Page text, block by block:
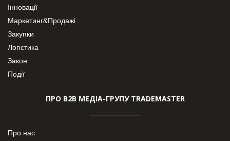
Інновації
Маркетинг&Продажі
Закупки
Логістика
Закон
Події
ПРО В2В МЕДІА-ГРУПУ TRADEMASTER
Про нас